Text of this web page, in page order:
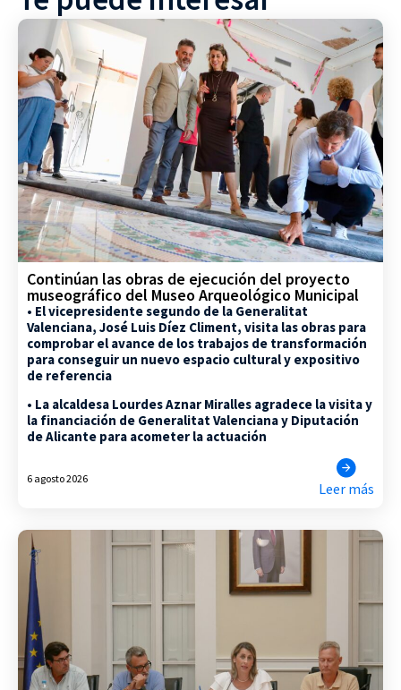
Continúan las obras de ejecución del proyecto
museográfico del Museo Arqueológico Municipal
• El vicepresidente segundo de la Generalitat
Valenciana, José Luis Díez Climent, visita las obras para
comprobar el avance de los trabajos de transformación
para conseguir un nuevo espacio cultural y expositivo
de referencia
• La alcaldesa Lourdes Aznar Miralles agradece la visita y
la financiación de Generalitat Valenciana y Diputación
de Alicante para acometer la actuación
6 agosto 2026
Leer más